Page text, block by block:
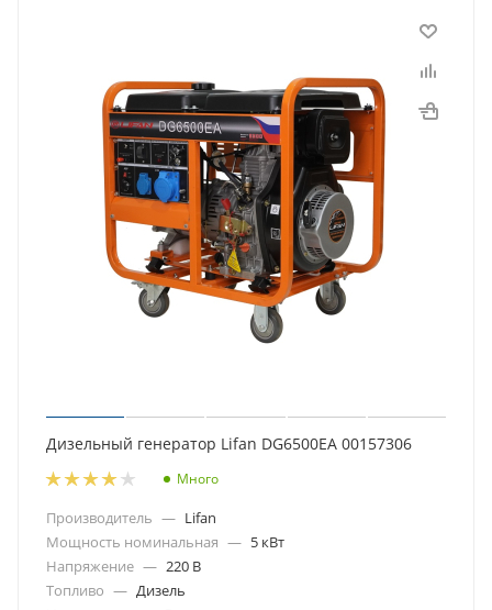
Дизельный генератор Lifan DG6500EA 00157306
Много
Производитель — Lifan
Мощность номинальная — 5 кВт
Напряжение — 220 В
Топливо — Дизель